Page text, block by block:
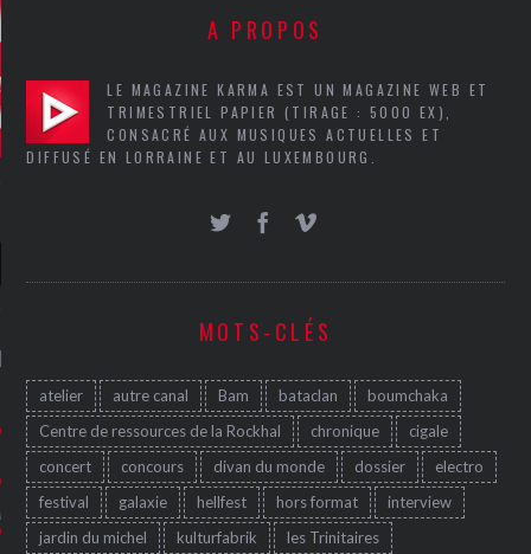
CRITIQUES
7.6
DUDE’S REV...
5.4
CLAN – A BE...
6.8
– HEL...
A PROPOS
LE MAGAZINE KARMA EST UN MAGAZINE WEB ET
TRIMESTRIEL PAPIER (TIRAGE : 5000 EX),
CONSACRÉ AUX MUSIQUES ACTUELLES ET
DIFFUSÉ EN LORRAINE ET AU LUXEMBOURG.
MOTS-CLÉS
atelier autre canal Bam bataclan
boumchaka
Centre de ressources de la Rockhal
chronique
cigale
concert
concours divan du monde dossier
electro
festival
galaxie hellfest hors format
interview
jardin du michel
kulturfabrik
les Trinitaires